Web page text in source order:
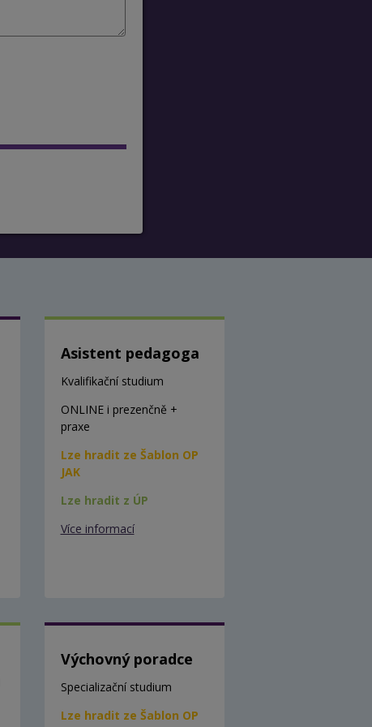
Asistent pedagoga
Kvalifikační studium
ONLINE i prezenčně +
praxe
Lze hradit ze Šablon OP
JAK
Lze hradit z ÚP
Více informací
Výchovný poradce
Specializační studium
Lze hradit ze Šablon OP